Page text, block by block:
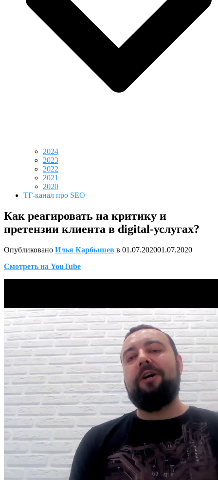
2024
2023
2022
2021
2020
ТГ-канал про SEO
Как реагировать на критику и
претензии клиента в digital-услугах?
Опубликовано Илья Карбышев в 01.07.202001.07.2020
Смотреть на YouTube